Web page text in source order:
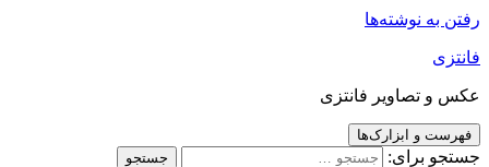
رفتن به نوشته‌ها
فانتزی
عکس و تصاویر فانتزی
فهرست و ابزارک‌ها
جستجو برای: